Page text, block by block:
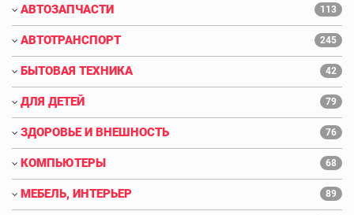
АВТОЗАПЧАСТИ 113
АВТОТРАНСПОРТ 245
БЫТОВАЯ ТЕХНИКА 42
ДЛЯ ДЕТЕЙ 79
ЗДОРОВЬЕ И ВНЕШНОСТЬ 76
КОМПЬЮТЕРЫ 68
МЕБЕЛЬ, ИНТЕРЬЕР 89